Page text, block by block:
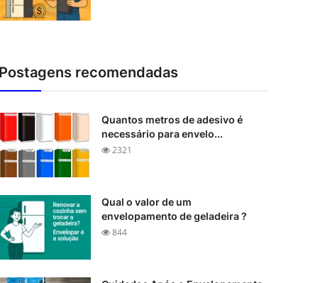
Postagens recomendadas
Quantos metros de adesivo é
necessário para envelo...
2321
Qual o valor de um
envelopamento de geladeira ?
844